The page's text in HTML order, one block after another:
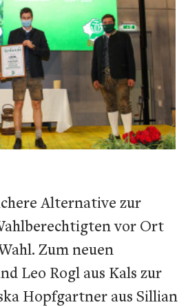
Alternative zur
vor Ort
Zum neuen
Leo Rogl aus Kals zur
Hopfgartner aus Sillian